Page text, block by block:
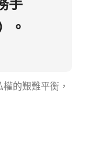
手
。
的艱難平衡，